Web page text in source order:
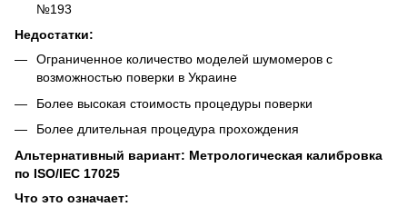
№193
Недостатки:
Ограниченное количество моделей шумомеров с
возможностью поверки в Украине
Более высокая стоимость процедуры поверки
Более длительная процедура прохождения
Альтернативный вариант: Метрологическая калибровка
по ISO/IEC 17025
Что это означает: